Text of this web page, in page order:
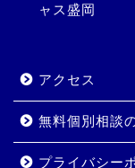
ャス盛岡
アクセス
無料個別相談
プライバシー